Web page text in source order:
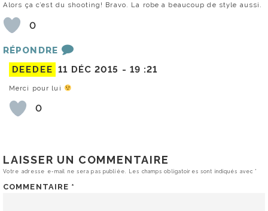
Alors ça c’est du shooting! Bravo. La robe a beaucoup de style aussi.
0
RÉPONDRE
DEEDEE 11 DÉC 2015 - 19 :21
Merci pour lui
0
LAISSER UN COMMENTAIRE
Votre adresse e-mail ne sera pas publiée. Les champs obligatoires sont indiqués avec*
COMMENTAIRE *